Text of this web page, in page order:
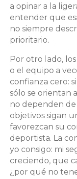
a opinar a la
entender que
no siempre
prioritario.
Por otro lado,
o el equipo a
confianza cero:
sólo se orientan
no dependen de
objetivos sigan
favorezcan su
deportista. La
yo consigo: mi
creciendo, que
¿por qué no